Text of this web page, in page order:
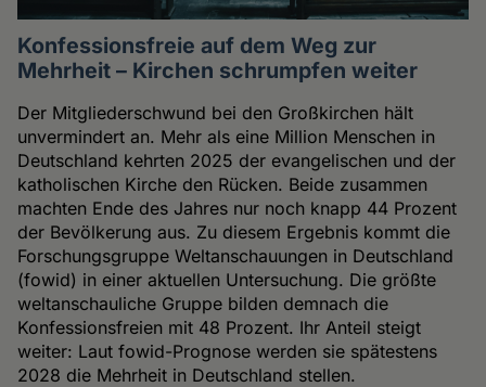
Konfessionsfreie auf dem Weg zur
Mehrheit – Kirchen schrumpfen weiter
Der Mitgliederschwund bei den Großkirchen hält
unvermindert an. Mehr als eine Million Menschen in
Deutschland kehrten 2025 der evangelischen und der
katholischen Kirche den Rücken. Beide zusammen
machten Ende des Jahres nur noch knapp 44 Prozent
der Bevölkerung aus. Zu diesem Ergebnis kommt die
Forschungsgruppe Weltanschauungen in Deutschland
(fowid) in einer aktuellen Untersuchung. Die größte
weltanschauliche Gruppe bilden demnach die
Konfessionsfreien mit 48 Prozent. Ihr Anteil steigt
weiter: Laut fowid-Prognose werden sie spätestens
2028 die Mehrheit in Deutschland stellen.